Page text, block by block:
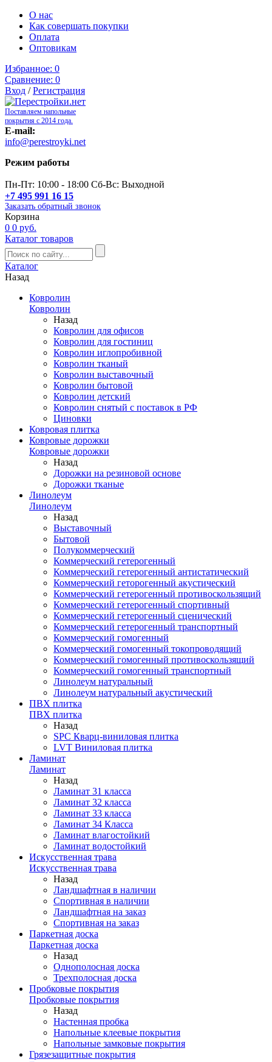
О нас
Как совершать покупки
Оплата
Оптовикам
Избранное: 0
Сравнение: 0
Вход /Регистрация
Поставляем напольные
покрытия с 2014 года.
E-mail:
info@perestroyki.net
Режим работы
Пн-Пт: 10:00 - 18:00 Сб-Вс: Выходной
+7 495 991 16 15
Заказать обратный звонок
Корзина
0 0 руб.
Каталог товаров
Каталог
Назад
Ковролин
Ковролин
Назад
Ковролин для офисов
Ковролин для гостиниц
Ковролин иглопробивной
Ковролин тканый
Ковролин выставочный
Ковролин бытовой
Ковролин детский
Ковролин снятый с поставок в РФ
Циновки
Ковровая плитка
Ковровые дорожки
Ковровые дорожки
Назад
Дорожки на резиновой основе
Дорожки тканые
Линолеум
Линолеум
Назад
Выставочный
Бытовой
Полукоммерческий
Коммерческий гетерогенный
Коммерческий гетерогенный антистатический
Коммерческий геторогенный акустический
Коммерческий гетерогенный противоскользящий
Коммерческий гетерогенный спортивный
Коммерческий гетерогенный сценический
Коммерческий гетерогенный транспортный
Коммерческий гомогенный
Коммерческий гомогенный токопроводящий
Коммерческий гомогенный противоскользящий
Коммерческий гомогенный транспортный
Линолеум натуральный
Линолеум натуральный акустический
ПВХ плитка
ПВХ плитка
Назад
SPC Кварц-виниловая плитка
LVT Виниловая плитка
Ламинат
Ламинат
Назад
Ламинат 31 класса
Ламинат 32 класса
Ламинат 33 класса
Ламинат 34 Класса
Ламинат влагостойкий
Ламинат водостойкий
Искусственная трава
Искусственная трава
Назад
Ландшафтная в наличии
Спортивная в наличии
Ландшафтная на заказ
Спортивная на заказ
Паркетная доска
Паркетная доска
Назад
Однополосная доска
Трехполосная доска
Пробковые покрытия
Пробковые покрытия
Назад
Настенная пробка
Напольные клеевые покрытия
Напольные замковые покрытия
Грязезащитные покрытия